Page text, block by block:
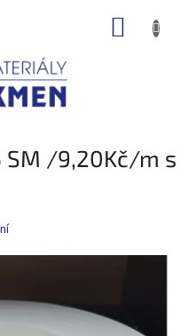
SM /9,20Kč/m s